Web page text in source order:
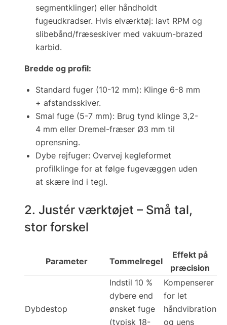
segmentklinger) eller håndholdt
fugeudkradser. Hvis elværktøj: lavt RPM og
slibebånd/fræseskiver med vakuum-brazed
karbid.
Bredde og profil:
Standard fuger (10-12 mm): Klinge 6-8 mm
+ afstandsskiver.
Smal fuge (5-7 mm): Brug tynd klinge 3,2-
4 mm eller Dremel-fræser Ø3 mm til
oprensning.
Dybe rejfuger: Overvej kegleformet
profilklinge for at følge fugevæggen uden
at skære ind i tegl.
2. Justér værktøjet – Små tal,
stor forskel
Parameter Tommelregel
Effekt på
præcision
Dybdestop
Indstil 10 %
dybere end
ønsket fuge
(typisk 18-
Kompenserer
for let
håndvibration
og uens